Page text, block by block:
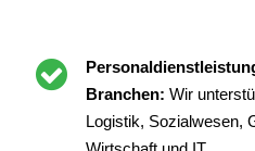
Unser Unternehmen
damit Sie schnell und
können. Zudem stellen